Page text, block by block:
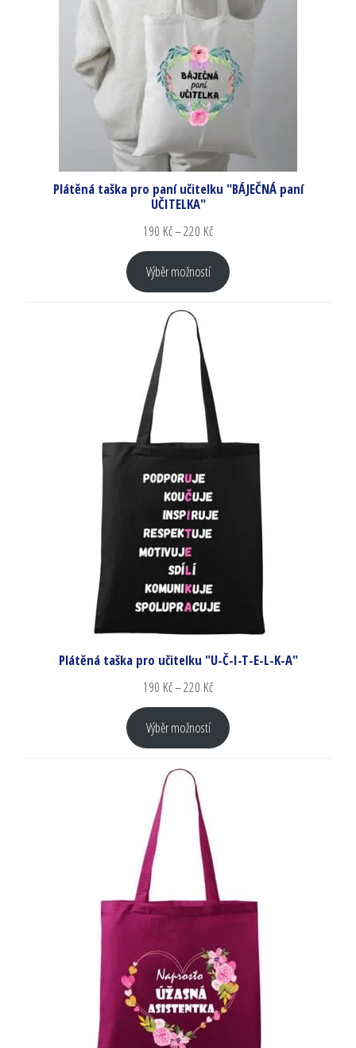
Plátěná taška pro paní učitelku "BÁJEČNÁ paní
UČITELKA"
190 Kč–220 Kč
Výběr možností
Plátěná taška pro učitelku "U-Č-I-T-E-L-K-A"
190 Kč–220 Kč
Výběr možností